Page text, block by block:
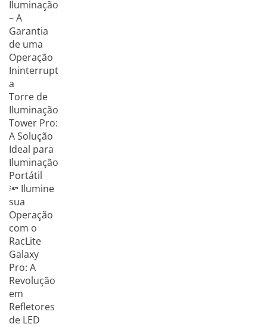
Iluminação
– A
Garantia
de uma
Operação
Ininterrupt
a
Torre de
Iluminação
Tower Pro:
A Solução
Ideal para
Iluminação
Portátil
🔦 Ilumine
sua
Operação
com o
RacLite
Galaxy
Pro: A
Revolução
em
Refletores
de LED